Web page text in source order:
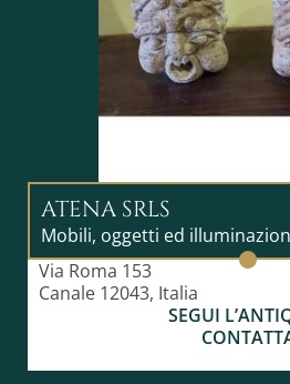
ATENA SRLS
Mobili, oggetti ed
Via Roma 153
Canale 12043, Italia
SEGUI